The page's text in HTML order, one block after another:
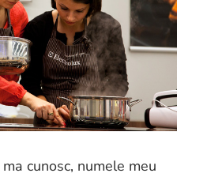
cunosc, numele meu